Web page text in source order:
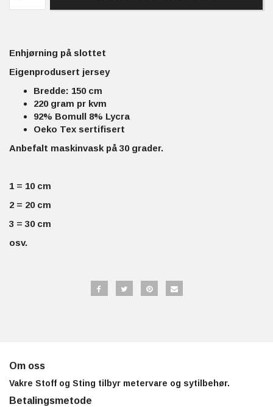
Enhjørning på slottet
Eigenprodusert jersey
Bredde: 150 cm
220 gram pr kvm
92% Bomull 8% Lycra
Oeko Tex sertifisert
Anbefalt maskinvask på 30 grader.
1 = 10 cm
2 = 20 cm
3 = 30 cm
osv.
Om oss
Vakre Stoff og Sting tilbyr metervare og sytilbehør.
Betalingsmetode